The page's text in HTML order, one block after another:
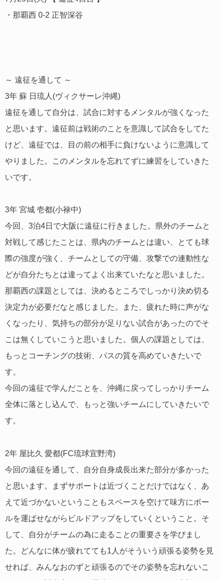
・那覇西 0-2 正智深谷
～ 遠征を通して ～
3年 蘇 日琉人(ヴィクサーレ沖縄)
遠征を通して自分は、試合に対するメンタルが強くなった
と思います。遠征前は戦術のことを意識して試合をしてた
けど、遠征では、目の前の相手に負けないように意識して
やりました。このメンタルを忘れてずに練習をしていきた
いです。
3年 宮城 壱都(小禄中)
今回、3泊4日で大阪に遠征に行きました。県外のチームと
対戦して感じたことは、県内のチームとは違い、とても球
際の強度が強く、チームとしての守備、攻撃での連動性な
どが自分たちとは違ってよく出来ていたなと思いました。
那覇西の課題としては、決めるところでしっかり決め切る
決定力が必要だなと感じました。また、疲れた時に声がな
くなったり、気持ちの部分が足りない試合があったのでそ
こは無くしていこうと思いました。個人の課題としては、
もっとコーチングの技術、パスの質を高めていきたいで
す。
今回の遠征で学んだことを、沖縄に戻ってしっかりチーム
全体に落とし込んで、もっと強いチームにしていきたいで
す。
2年 屋比久 愛都(FC琉球宜野湾)
今回の遠征を通して、自分自身成長出来た部分が多かった
と思います。まずサポートは近づくことだけではなく、あ
えて近づかないということもスペースを空けて味方にボー
ルを運ばせながらビルドアップをしていくということ。そ
して、自分がチームの為に走ることの重要さを学びまし
た。どんなに体が疲れてても1人がそういう頑張る姿勢を見
せれば、みんなおのずと頑張るのでその姿勢を忘れないこ